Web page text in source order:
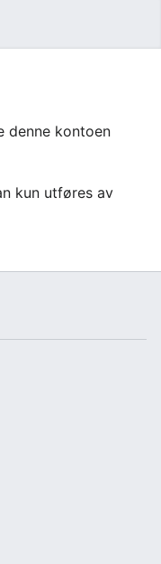
denne kontoen
kun utføres av